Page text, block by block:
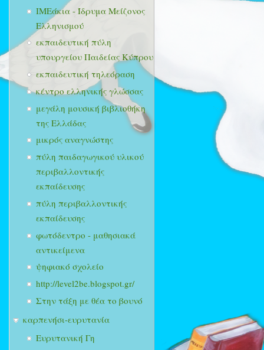
ΙΜΕάκια - Ίδρυμα Μείζονος
Ελληνισμού
εκπαιδευτική πύλη
υπουργείου Παιδείας Κύπρου
εκπαιδευτική τηλεόραση
κέντρο ελληνικής γλώσσας
μεγάλη μουσική βιβλιοθήκη
της Ελλάδας
μικρός αναγνώστης
πύλη παιδαγωγικού υλικού
περιβαλλοντικής
εκπαίδευσης
πύλη περιβαλλοντικής
εκπαίδευσης
φωτόδεντρο - μαθησιακά
αντικείμενα
ψηφιακό σχολείο
http://level2be.blogspot.gr/
Στην τάξη με θέα το βουνό
καρπενήσι-ευρυτανία
Ευρυτανική Γη